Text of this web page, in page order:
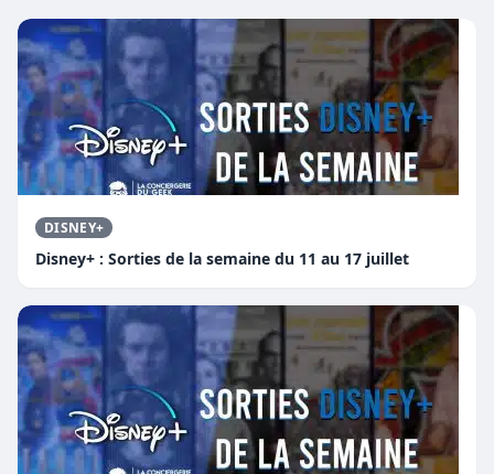
DISNEY+
Disney+ : Sorties de la semaine du 11 au 17 juillet